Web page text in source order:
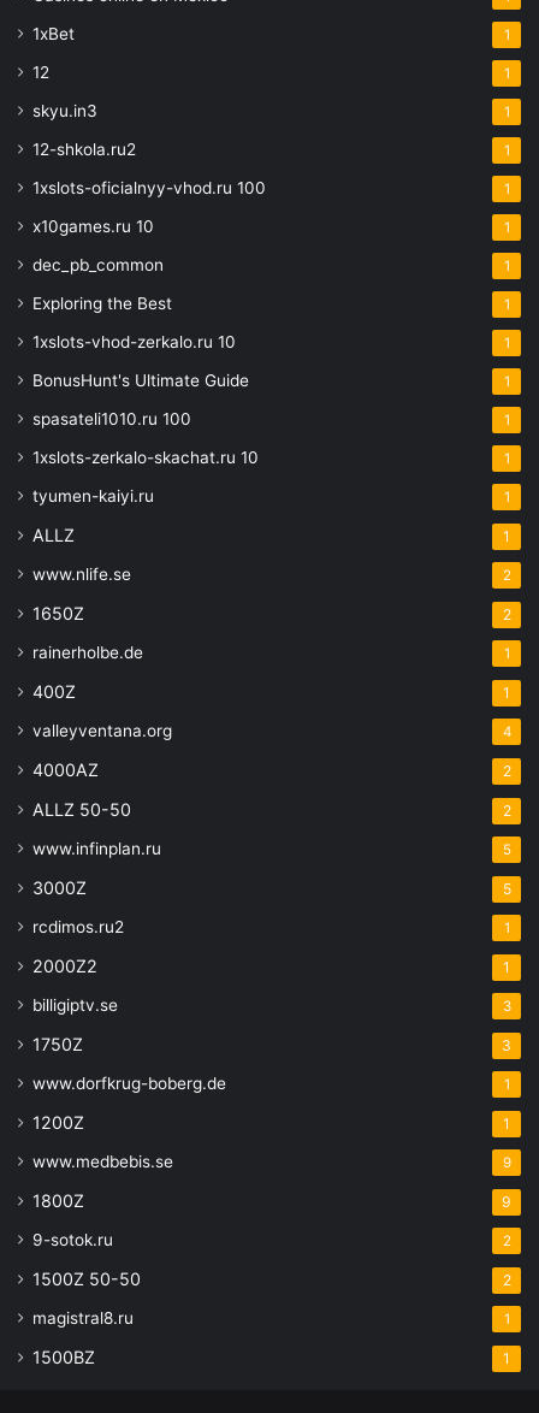
1xBet 1
12 1
skyu.in3 1
12-shkola.ru2 1
1xslots-oficialnyy-vhod.ru 100 1
x10games.ru 10 1
dec_pb_common 1
Exploring the Best 1
1xslots-vhod-zerkalo.ru 10 1
BonusHunt's Ultimate Guide 1
spasateli1010.ru 100 1
1xslots-zerkalo-skachat.ru 10 1
tyumen-kaiyi.ru 1
ALLZ 1
www.nlife.se 2
1650Z 2
rainerholbe.de 1
400Z 1
valleyventana.org 4
4000AZ 2
ALLZ 50-50 2
www.infinplan.ru 5
3000Z 5
rcdimos.ru2 1
2000Z2 1
billigiptv.se 3
1750Z 3
www.dorfkrug-boberg.de 1
1200Z 1
www.medbebis.se 9
1800Z 9
9-sotok.ru 2
1500Z 50-50 2
magistral8.ru 1
1500BZ 1